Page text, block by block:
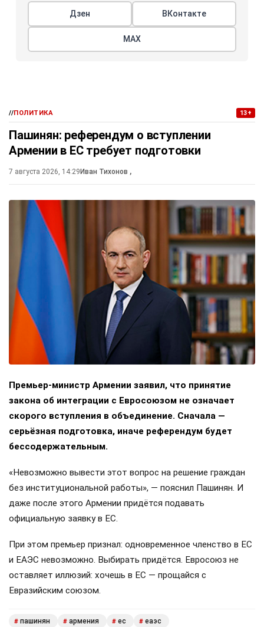
Дзен ВКонтакте
МАХ
//ПОЛИТИКА 13+
Пашинян: референдум о вступлении
Армении в ЕС требует подготовки
7 августа 2026, 14:29 Иван Тихонов ,
Премьер-министр Армении заявил, что принятие
закона об интеграции с Евросоюзом не означает
скорого вступления в объединение. Сначала —
серьёзная подготовка, иначе референдум будет
бессодержательным.
«Невозможно вывести этот вопрос на решение граждан
без институциональной работы», — пояснил Пашинян. И
даже после этого Армении придётся подавать
официальную заявку в ЕС.
При этом премьер признал: одновременное членство в ЕС
и ЕАЭС невозможно. Выбирать придётся. Евросоюз не
оставляет иллюзий: хочешь в ЕС — прощайся с
Евразийским союзом.
# пашинян # армения # ес # еаэс